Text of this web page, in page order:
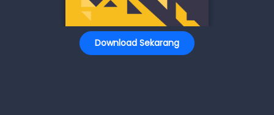
Download Sekarang